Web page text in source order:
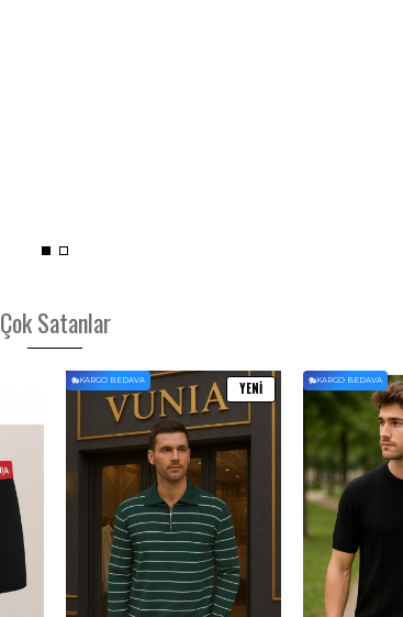
Çok Satanlar
YENI
KARGO BEDAVA KARGO BEDAVA